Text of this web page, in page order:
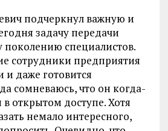
подчеркнул важную и
задачу передачи
специалистов.
сотрудники предприятия
и даже готовится
сомневаюсь, что он когда-
открытом доступе. Хотя
немало интересного,